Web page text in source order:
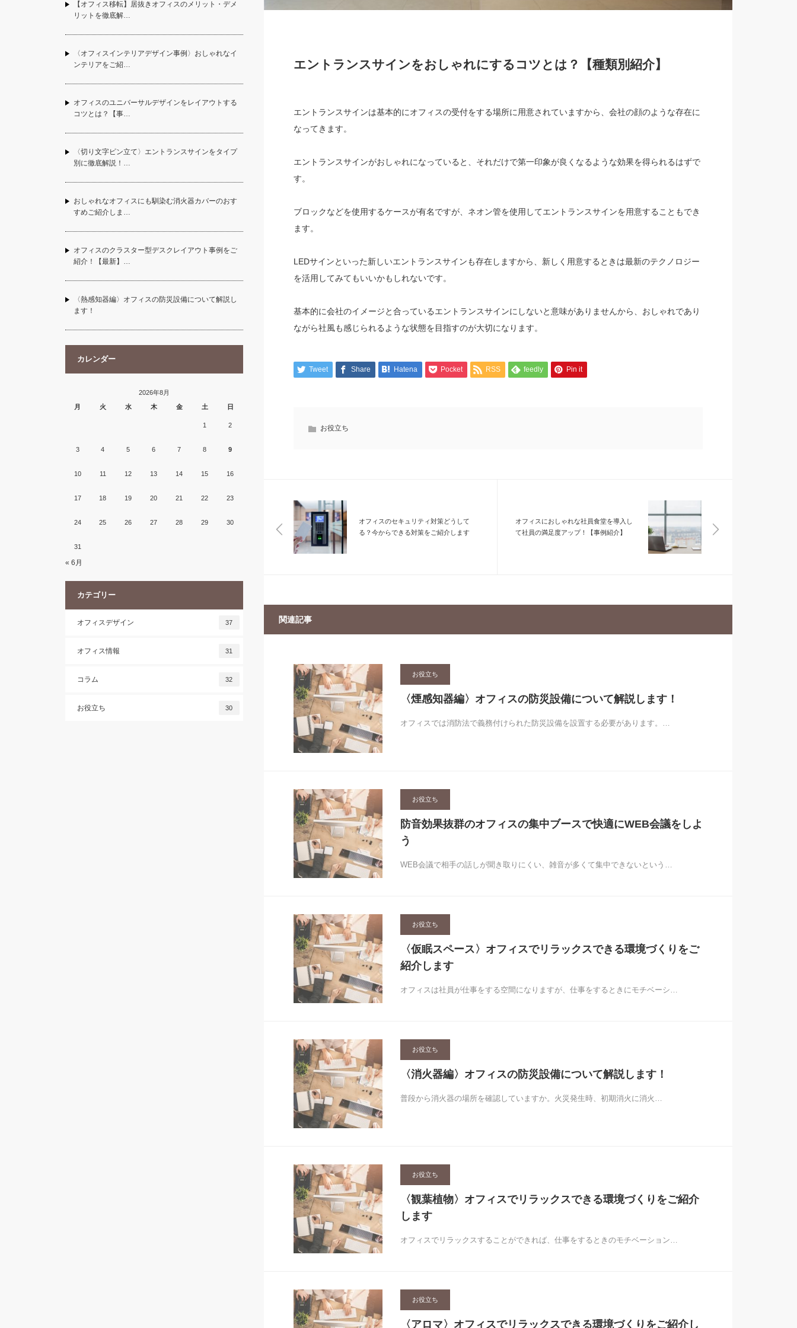
エントランスサインをおしゃれにするコツとは？【種類別紹介】
エントランスサインは基本的にオフィスの受付をする場所に用意されていますから、会社の顔のような存在に
なってきます。
エントランスサインがおしゃれになっていると、それだけで第一印象が良くなるような効果を得られるはずで
す。
ブロックなどを使用するケースが有名ですが、ネオン管を使用してエントランスサインを用意することもでき
ます。
LEDサインといった新しいエントランスサインも存在しますから、新しく用意するときは最新のテクノロジー
を活用してみてもいいかもしれないです。
基本的に会社のイメージと合っているエントランスサインにしないと意味がありませんから、おしゃれであり
ながら社風も感じられるような状態を目指すのが大切になります。
Tweet Share Hatena Pocket RSS feedly Pin it
お役立ち
オフィスのセキュリティ対策どうして
る？今からできる対策をご紹介します
オフィスにおしゃれな社員食堂を導入し
て社員の満足度アップ！【事例紹介】
関連記事
お役立ち
〈煙感知器編〉オフィスの防災設備について解説します！
オフィスでは消防法で義務付けられた防災設備を設置する必要があります。…
お役立ち
防音効果抜群のオフィスの集中ブースで快適にWEB会議をしよ
う
WEB会議で相手の話しが聞き取りにくい、雑音が多くて集中できないという…
お役立ち
〈仮眠スペース〉オフィスでリラックスできる環境づくりをご
紹介します
オフィスは社員が仕事をする空間になりますが、仕事をするときにモチベーシ…
お役立ち
〈消火器編〉オフィスの防災設備について解説します！
普段から消火器の場所を確認していますか。火災発生時、初期消火に消火…
お役立ち
〈観葉植物〉オフィスでリラックスできる環境づくりをご紹介
します
オフィスでリラックスすることができれば、仕事をするときのモチベーション…
お役立ち
〈アロマ〉オフィスでリラックスできる環境づくりをご紹介し
【オフィス移転】居抜きオフィスのメリット・デメ
リットを徹底解…
〈オフィスインテリアデザイン事例〉おしゃれなイ
ンテリアをご紹…
オフィスのユニバーサルデザインをレイアウトする
コツとは？【事…
〈切り文字ピン立て〉エントランスサインをタイプ
別に徹底解説！…
おしゃれなオフィスにも馴染む消火器カバーのおす
すめご紹介しま…
オフィスのクラスター型デスクレイアウト事例をご
紹介！【最新】…
〈熱感知器編〉オフィスの防災設備について解説し
ます！
カレンダー
2026年8月
月
火 水 木 金 土 日
1 2
3 4 5 6 7 8 9
10 11 12 13 14 15 16
17 18 19 20 21 22 23
24 25 26 27 28 29 30
31
« 6月
カテゴリー
オフィスデザイン 37
オフィス情報 31
コラム 32
お役立ち 30